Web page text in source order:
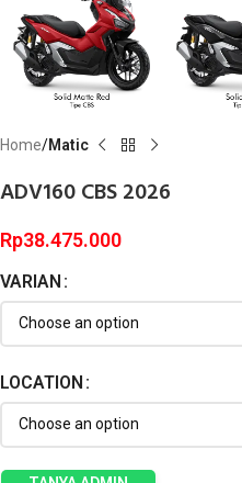
Home Matic
ADV160 CBS 2026
Rp38.475.000
VARIAN
LOCATION